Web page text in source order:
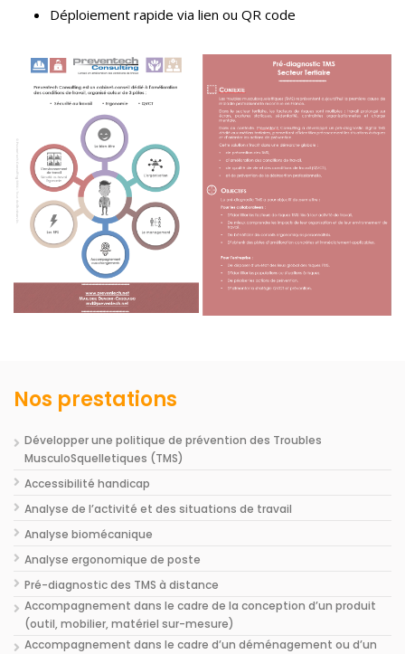
Déploiement rapide via lien ou QR code
Nos prestations
Développer une politique de prévention des Troubles
MusculoSquelletiques (TMS)
Accessibilité handicap
Analyse de l’activité et des situations de travail
Analyse biomécanique
Analyse ergonomique de poste
Pré-diagnostic des TMS à distance
Accompagnement dans le cadre de la conception d’un produit
(outil, mobilier, matériel sur-mesure)
Accompagnement dans le cadre d’un déménagement ou d’un